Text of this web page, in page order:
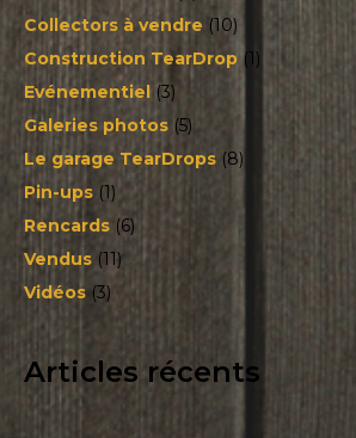
Collectors à vendre (10)
Construction TearDrop (1)
Evénementiel (3)
Galeries photos (5)
Le garage TearDrops (8)
Pin-ups (1)
Rencards (6)
Vendus (11)
Vidéos(3)
Articles récents